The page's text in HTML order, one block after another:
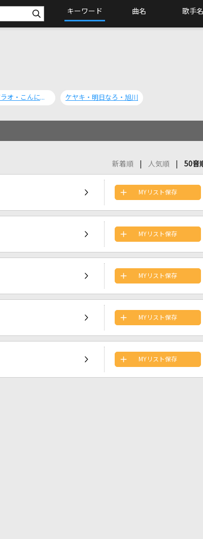
キーワード 曲名 歌手名
アリーパラオ・こんにちは! ケヤキ・明日なろ・旭川
新着順
人気順 50音
MYリスト保存
MYリスト保存
MYリスト保存
MYリスト保存
MYリスト保存